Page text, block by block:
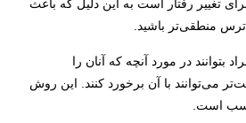
تغییر رفتار است به این دلیل که باعث
منطقی‌تر باشید.
بتوانند در مورد آنچه که آنان را
می‌توانند با آن برخورد کنند. این روش
است.